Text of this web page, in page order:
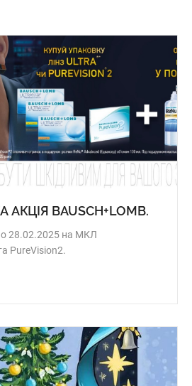
АКЦІЯ BAUSCH+LOMB.
28.02.2025 на МКЛ
PureVision2.